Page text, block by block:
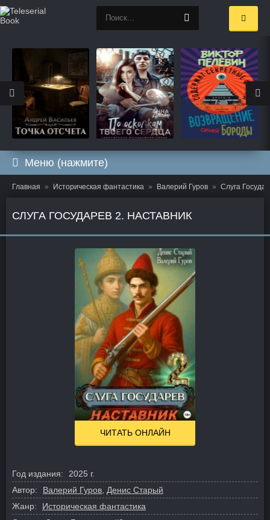
Меню (нажмите)
Главная Историческая фантастика Валерий Гуров Слуга
СЛУГА ГОСУДАРЕВ 2. НАСТАВНИК
ЧИТАТЬ ОНЛАЙН
Год издания:
2025 г.
Автор:
Валерий Гуров Денис Старый
Жанр:
Историческая фантастика